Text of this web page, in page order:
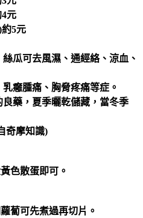
元
5元
瓜可去風濕、通經絡、涼血、
癰腫痛、胸脅疼痛等症。
藥，夏季曬乾儲藏，當冬季
奇摩知識)
色散蛋即可。
蔔可先煮過再切片。